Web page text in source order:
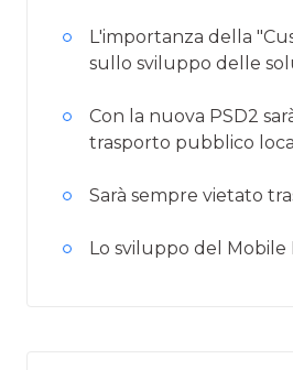
L'importanza della
sullo sviluppo delle
Con la nuova PSD2
trasporto pubblico
Sarà sempre vietato
Lo sviluppo del Mobile